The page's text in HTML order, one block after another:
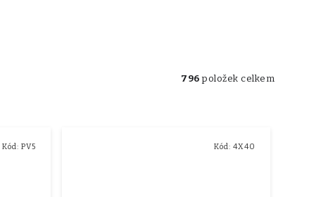
796 položek celkem
Kód: PV5 Kód: 4X40